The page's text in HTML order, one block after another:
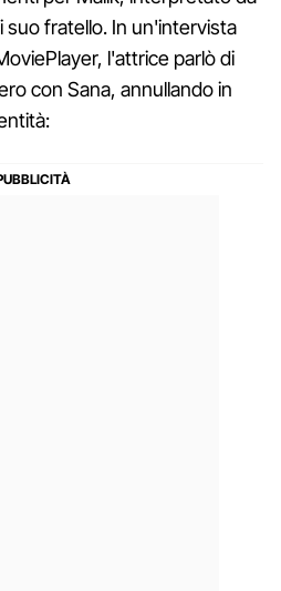
suo fratello. In un'intervista
l'attrice parlò di
con Sana, annullando in